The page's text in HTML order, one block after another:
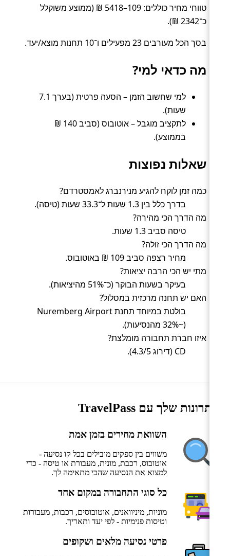
טווחי מחיר כוללים: 109–5418 ₪ (ממוצע משוקלל
כ־2342 ₪).
בסך הכל מעורבים 23 מפעילים ו־10 תחנות מוצא/יעד.
מה כדאי למי?
למי שחשוב הזמן – הסעה פרטית (בערך 7.1
שעות).
לתקציב מוגבל – אוטובוס (סביב 140 ₪
בממוצע).
שאלות נפוצות
כמה זמן לוקח להגיע מנירנברג לאמסטרדם?
בדרך כלל בין 1.3 שעות ל־33.3 שעות (טיסה).
מה הדרך הכי מהירה?
טיסה סביב 1.3 שעות.
מה הדרך הכי זולה?
מחיר רצפה סביב 109 ₪ באוטובוס.
מתי יש הכי הרבה יציאות?
בעיקר בשעות הבוקר (כ־51% מהיציאות).
האם יש תחנה מרכזית במסלול?
בולטת במיוחד תחנת Nuremberg Airport
(~32% מהנסיעות).
איזו חברת תחבורה מומלצת?
CD (דירוג 4.3/5).
היתרונות שלך עם TravelPass
השוואת מחירים בזמן אמת
משווים בין ספקים מובילים בכל קו נסיעה -
אוטובוס, רכבת, מונית, מעבורת או טיסה - כדי
למצוא את הנסיעה שהכי מתאימה לך.
כל סוגי התחבורה במקום אחד
מוניות, מיניוואנים, אוטובוסים, רכבות, מעבורות
וטיסות פנימיות - לפי יעד ותאריך.
פרטי נסיעה מלאים ושקופים